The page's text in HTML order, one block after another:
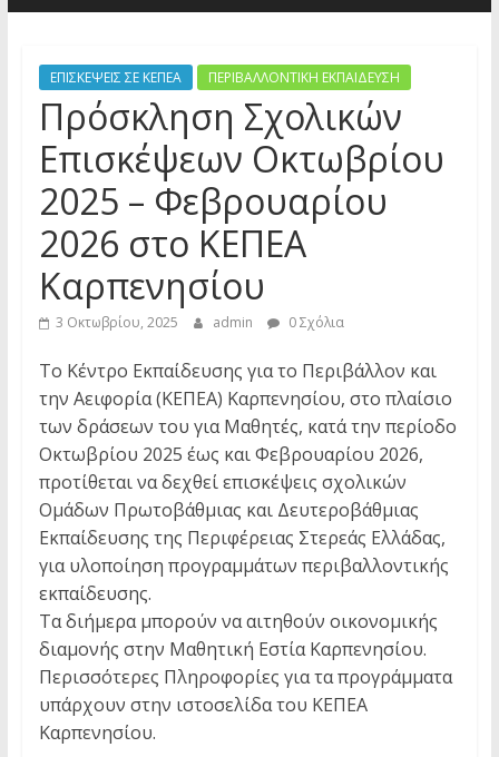
ΕΠΙΣΚΕΨΕΙΣ ΣΕ ΚΕΠΕΑ ΠΕΡΙΒΑΛΛΟΝΤΙΚΗ ΕΚΠΑΙΔΕΥΣΗ
Πρόσκληση Σχολικών
Επισκέψεων Οκτωβρίου
2025 – Φεβρουαρίου
2026 στο ΚΕΠΕΑ
Καρπενησίου
3 Οκτωβρίου, 2025 admin 0 Σχόλια
Το Κέντρο Εκπαίδευσης για το Περιβάλλον και
την Αειφορία (ΚΕΠΕΑ) Καρπενησίου, στο πλαίσιο
των δράσεων του για Μαθητές, κατά την περίοδο
Οκτωβρίου 2025 έως και Φεβρουαρίου 2026,
προτίθεται να δεχθεί επισκέψεις σχολικών
Ομάδων Πρωτοβάθμιας και Δευτεροβάθμιας
Εκπαίδευσης της Περιφέρειας Στερεάς Ελλάδας,
για υλοποίηση προγραμμάτων περιβαλλοντικής
εκπαίδευσης.
Τα διήμερα μπορούν να αιτηθούν οικονομικής
διαμονής στην Μαθητική Εστία Καρπενησίου.
Περισσότερες Πληροφορίες για τα προγράμματα
υπάρχουν στην ιστοσελίδα του ΚΕΠΕΑ
Καρπενησίου.